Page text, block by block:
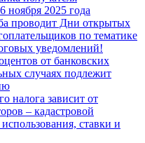
ноября 2025 года
проводит Дни открытых
по тематике
уведомлений!
от банковских
случаях подлежит
налога зависит от
– кадастровой
ставки и